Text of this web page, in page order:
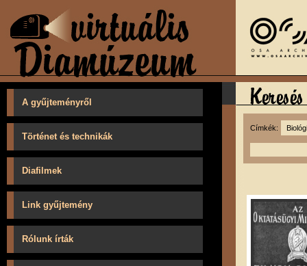
A gyűjteményről
Történet és technikák
Diafilmek
Link gyűjtemény
Rólunk írták
Címkék: